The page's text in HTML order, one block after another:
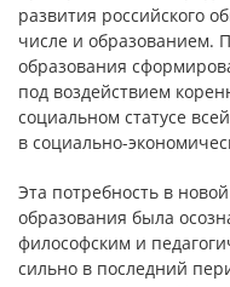
развития российского
числе и образованием.
образования
под воздействием
социальном статусе
в социально-
Эта потребность в
образования была
философским и
сильно в последний